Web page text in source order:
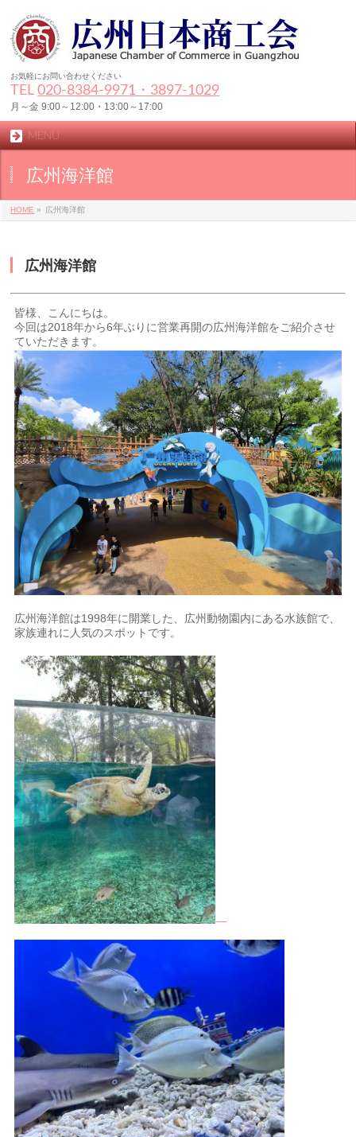
お気軽にお問い合わせください
TEL020-8384‐9971・3897-1029
月～金 9:00～12:00・13:00～17:00
MENU
広州海洋館
HOME » 広州海洋館
広州海洋館
皆様、こんにちは。
今回は2018年から6年ぶりに営業再開の広州海洋館をご紹介させ
ていただきます。
広州海洋館は1998年に開業した、広州動物園内にある水族館で、
家族連れに人気のスポットです。